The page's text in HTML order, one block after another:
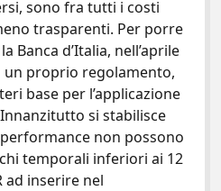
sono fra tutti i costi
trasparenti. Per porre
Banca d’Italia, nell’aprile
un proprio regolamento,
base per l’applicazione
si stabilisce
non possono
temporali inferiori ai 12
ad inserire nel